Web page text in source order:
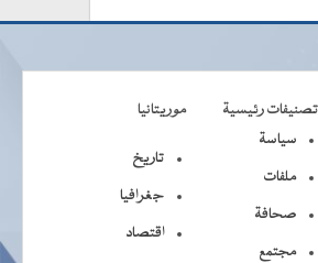
تصنيفات رئيسية
موريتانيا
سياسة
ملفات
صحافة
مجتمع
تاريخ
جغرافيا
اقتصاد